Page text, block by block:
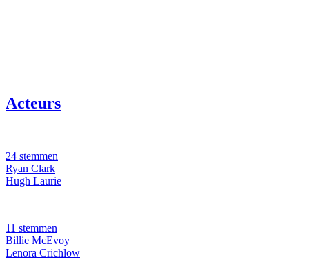
Acteurs
24 stemmen
Ryan Clark
Hugh Laurie
11 stemmen
Billie McEvoy
Lenora Crichlow